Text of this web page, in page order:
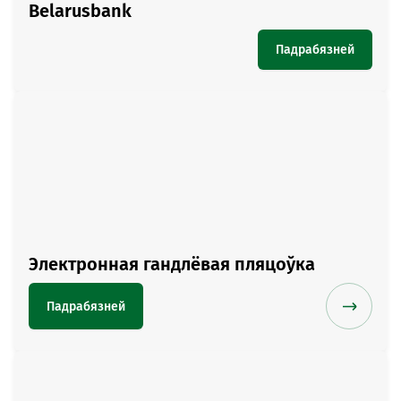
Belarusbank
Падрабязней
Электронная гандлёвая пляцоўка
Падрабязней